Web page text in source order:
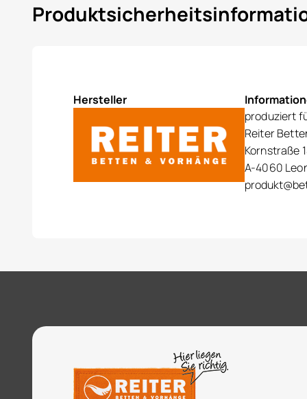
Hersteller
produziert
Reiter
Kornstraße
A-4060